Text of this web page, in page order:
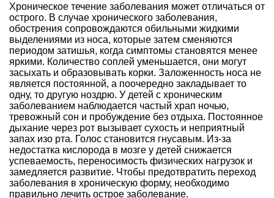
Хроническое течение заболевания может отличаться от
острого. В случае хронического заболевания,
обострения сопровождаются обильными жидкими
выделениями из носа, которые затем сменяются
периодом затишья, когда симптомы становятся менее
яркими. Количество соплей уменьшается, они могут
засыхать и образовывать корки. Заложенность носа не
является постоянной, а поочередно закладывает то
одну, то другую ноздрю. У детей с хроническим
заболеванием наблюдается частый храп ночью,
тревожный сон и пробуждение без отдыха. Постоянное
дыхание через рот вызывает сухость и неприятный
запах изо рта. Голос становится гнусавым. Из-за
недостатка кислорода в мозге у детей снижается
успеваемость, переносимость физических нагрузок и
замедляется развитие. Чтобы предотвратить переход
заболевания в хроническую форму, необходимо
правильно лечить острое заболевание.